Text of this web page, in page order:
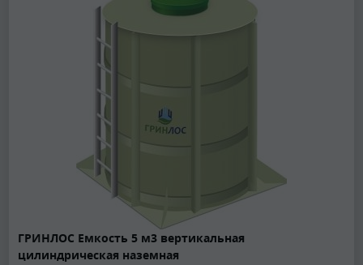
ГРИНЛОС Емкость 5 м3 вертикальная
цилиндрическая наземная